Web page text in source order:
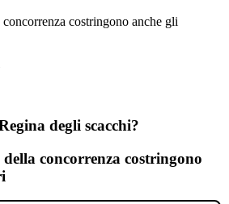
costringono anche gli
degli scacchi?
della concorrenza costringono